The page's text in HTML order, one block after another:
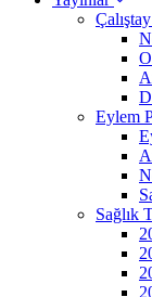
Eylem
Sağlık